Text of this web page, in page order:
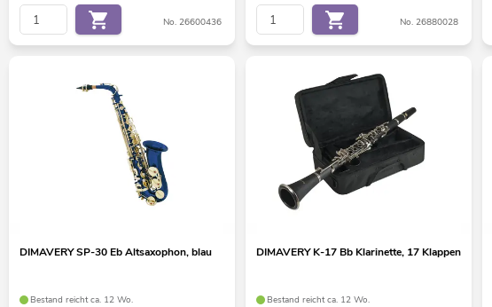
No. 26600436 No. 26880028
DIMAVERY SP-30 Eb Altsaxophon, blau
Bestand reicht ca. 12 Wo.
DIMAVERY K-17 Bb Klarinette, 17 Klappen
Bestand reicht ca. 12 Wo.